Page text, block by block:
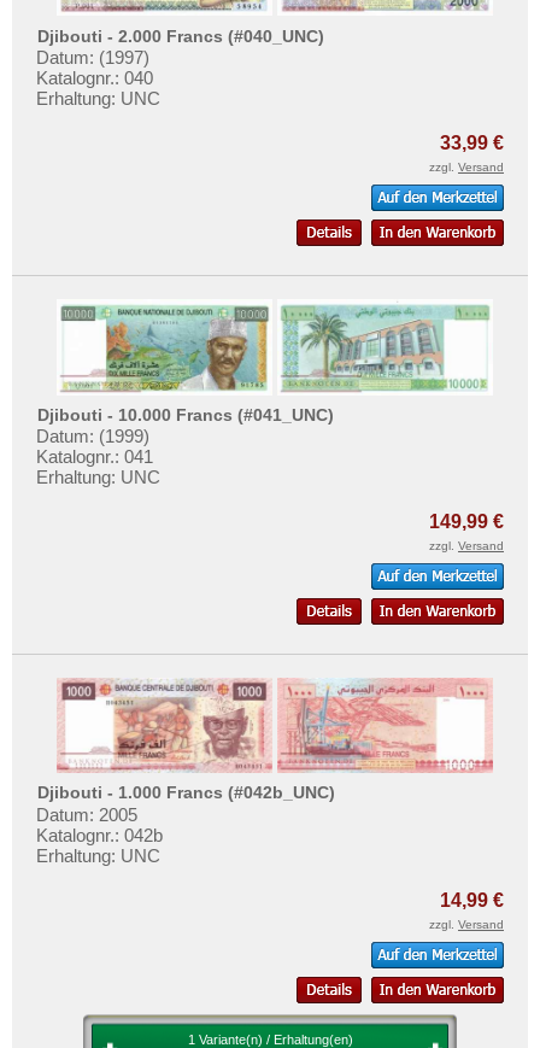
Djibouti - 2.000 Francs (#040_UNC)
Datum: (1997)
Katalognr.: 040
Erhaltung: UNC
33,99 €
zzgl. Versand
Djibouti - 10.000 Francs (#041_UNC)
Datum: (1999)
Katalognr.: 041
Erhaltung: UNC
149,99 €
zzgl. Versand
Djibouti - 1.000 Francs (#042b_UNC)
Datum: 2005
Katalognr.: 042b
Erhaltung: UNC
14,99 €
zzgl. Versand
1 Variante(n) / Erhaltung(en)